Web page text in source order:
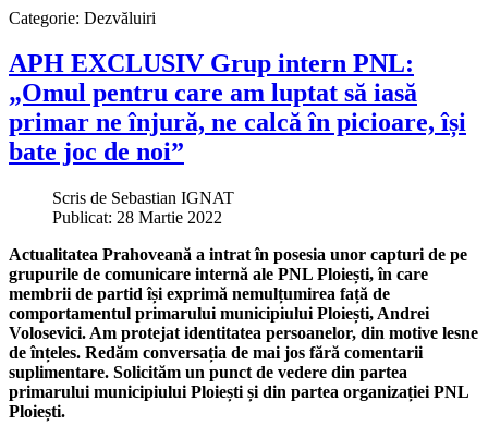
Categorie: Dezvăluiri
APH EXCLUSIV Grup intern PNL:
„Omul pentru care am luptat să iasă
primar ne înjură, ne calcă în picioare, își
bate joc de noi”
Scris de Sebastian IGNAT
Publicat: 28 Martie 2022
Actualitatea Prahoveană a intrat în posesia unor capturi de pe
grupurile de comunicare internă ale PNL Ploiești, în care
membrii de partid își exprimă nemulțumirea față de
comportamentul primarului municipiului Ploiești, Andrei
Volosevici. Am protejat identitatea persoanelor, din motive lesne
de înțeles. Redăm conversația de mai jos fără comentarii
suplimentare. Solicităm un punct de vedere din partea
primarului municipiului Ploiești și din partea organizației PNL
Ploiești.